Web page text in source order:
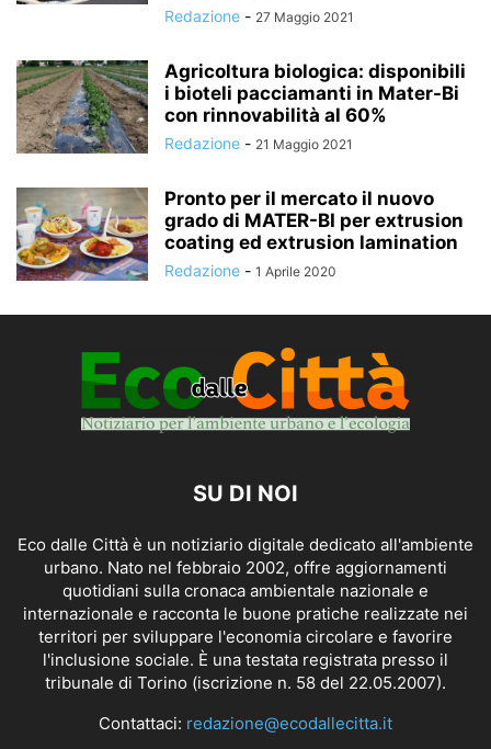
Redazione - 27 Maggio 2021
Agricoltura biologica: disponibili
i bioteli pacciamanti in Mater-Bi
con rinnovabilità al 60%
Redazione - 21 Maggio 2021
Pronto per il mercato il nuovo
grado di MATER-BI per extrusion
coating ed extrusion lamination
Redazione - 1 Aprile 2020
SU DI NOI
Eco dalle Città è un notiziario digitale dedicato all'ambiente
urbano. Nato nel febbraio 2002, offre aggiornamenti
quotidiani sulla cronaca ambientale nazionale e
internazionale e racconta le buone pratiche realizzate nei
territori per sviluppare l'economia circolare e favorire
l'inclusione sociale. È una testata registrata presso il
tribunale di Torino (iscrizione n. 58 del 22.05.2007).
Contattaci: redazione@ecodallecitta.it